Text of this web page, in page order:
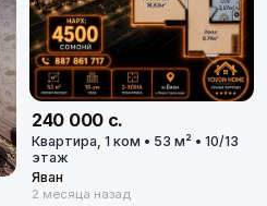
240 000 с.
Квартира, 1 ком • 53 м² • 10/13
этаж
Яван
2 месяца назад